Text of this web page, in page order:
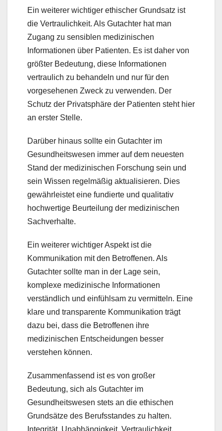
Ein weiterer wichtiger ethischer Grundsatz ist
die Vertraulichkeit. Als Gutachter hat man
Zugang zu sensiblen medizinischen
Informationen über Patienten. Es ist daher von
größter Bedeutung, diese Informationen
vertraulich zu behandeln und nur für den
vorgesehenen Zweck zu verwenden. Der
Schutz der Privatsphäre der Patienten steht hier
an erster Stelle.
Darüber hinaus sollte ein Gutachter im
Gesundheitswesen immer auf dem neuesten
Stand der medizinischen Forschung sein und
sein Wissen regelmäßig aktualisieren. Dies
gewährleistet eine fundierte und qualitativ
hochwertige Beurteilung der medizinischen
Sachverhalte.
Ein weiterer wichtiger Aspekt ist die
Kommunikation mit den Betroffenen. Als
Gutachter sollte man in der Lage sein,
komplexe medizinische Informationen
verständlich und einfühlsam zu vermitteln. Eine
klare und transparente Kommunikation trägt
dazu bei, dass die Betroffenen ihre
medizinischen Entscheidungen besser
verstehen können.
Zusammenfassend ist es von großer
Bedeutung, sich als Gutachter im
Gesundheitswesen stets an die ethischen
Grundsätze des Berufsstandes zu halten.
Integrität, Unabhängigkeit, Vertraulichkeit,